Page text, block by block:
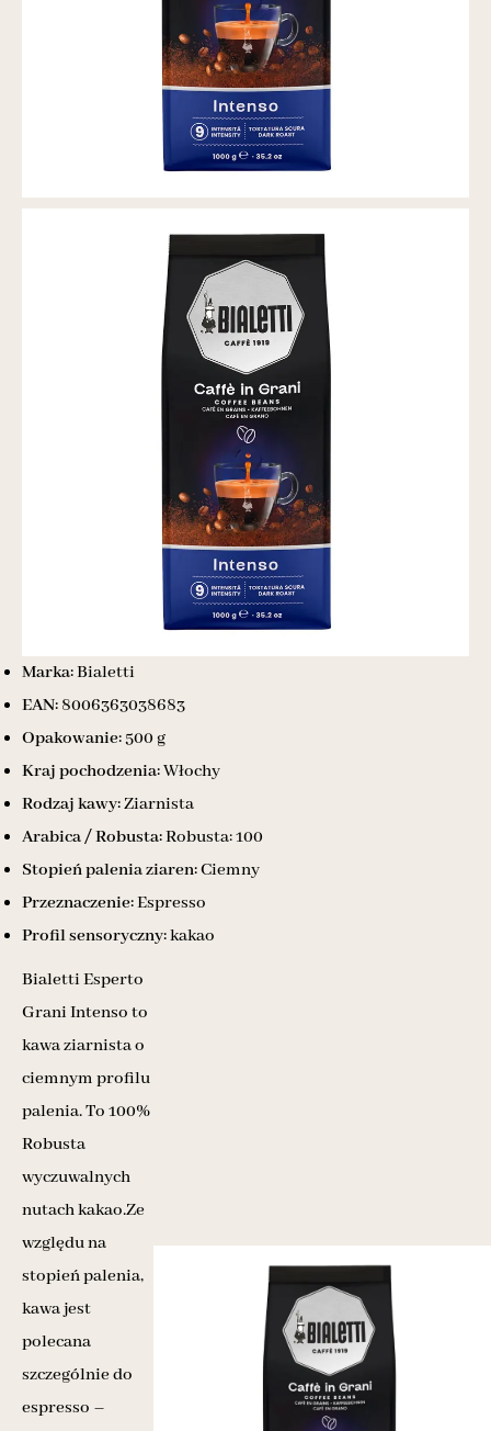
Marka:Bialetti
EAN: 8006363038683
Opakowanie:500 g
Kraj pochodzenia:Włochy
Rodzaj kawy:Ziarnista
Arabica / Robusta:Robusta: 100
Stopień palenia ziaren:Ciemny
Przeznaczenie:Espresso
Profil sensoryczny:kakao
Bialetti Esperto
Grani Intenso to
kawa ziarnista o
ciemnym profilu
palenia. To 100%
Robusta
wyczuwalnych
nutach kakao.Ze
względu na
stopień palenia,
kawa jest
polecana
szczególnie do
espresso –